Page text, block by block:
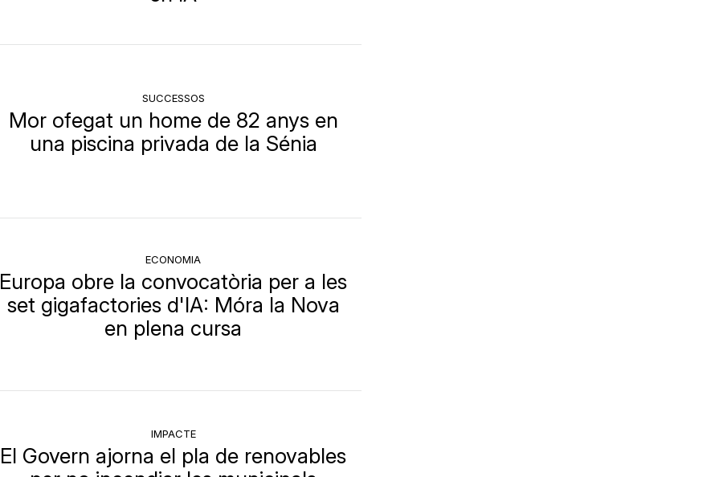
SUCCESSOS
Mor ofegat un home de 82 anys en
una piscina privada de la Sénia
ECONOMIA
Europa obre la convocatòria per a les
set gigafactories d'IA: Móra la Nova
en plena cursa
IMPACTE
El Govern ajorna el pla de renovables